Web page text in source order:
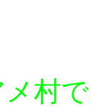
メ村